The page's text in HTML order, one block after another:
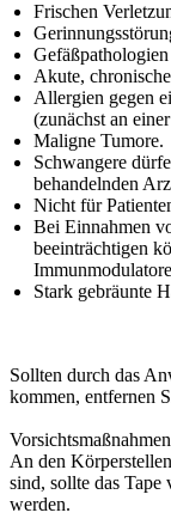
Frischen
Akute,
Allergien gegen
(zunächst an
Maligne Tumore.
Schwangere
behandelnden
Nicht für
Bei Einnahmen
beeinträchtigen
Stark gebräunte
Sollten durch das
kommen, entfernen
An den
sind, sollte das Tape
werden.